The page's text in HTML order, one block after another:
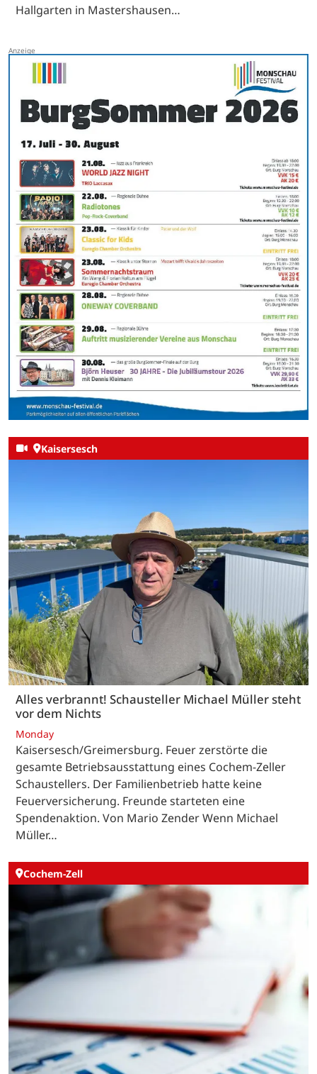
Hallgarten in Mastershausen…
Kaisersesch
Alles verbrannt! Schausteller Michael Müller steht
vor dem Nichts
Monday
Kaisersesch/Greimersburg. Feuer zerstörte die
gesamte Betriebsausstattung eines Cochem-Zeller
Schaustellers. Der Familienbetrieb hatte keine
Feuerversicherung. Freunde starteten eine
Spendenaktion. Von Mario Zender Wenn Michael
Müller…
Cochem-Zell